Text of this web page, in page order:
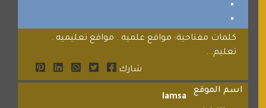
كلمات مفتاحية: مواقع علميه . مواقع تعليميه .
تعليم...
شارك
اسم الموقع
lamsa